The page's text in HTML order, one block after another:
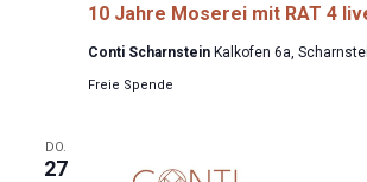
10 Jahre Moserei mit RAT 4
Conti Scharnstein Kalkofen 6a,
Freie Spende
DO.
27